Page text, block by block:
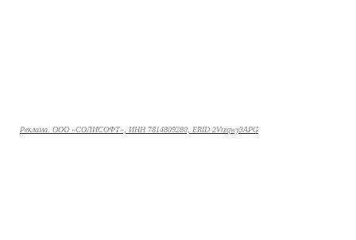
Реклама. ООО «СОЛИСОФТ», ИНН 7814809280, ERID 2Vtzqwy3APG